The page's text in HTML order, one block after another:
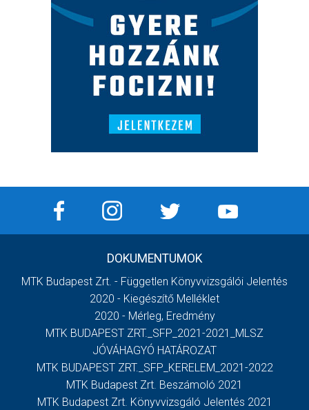
DOKUMENTUMOK
MTK Budapest Zrt. - Független Könyvvizsgálói Jelentés
2020 - Kiegészítő Melléklet
2020 - Mérleg, Eredmény
MTK BUDAPEST ZRT._SFP_2021-2021_MLSZ
JÓVÁHAGYÓ HATÁROZAT
MTK BUDAPEST ZRT._SFP_KERELEM_2021-2022
MTK Budapest Zrt. Beszámoló 2021
MTK Budapest Zrt. Könyvvizsgáló Jelentés 2021